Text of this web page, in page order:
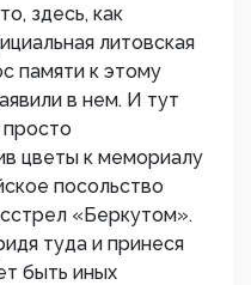
здесь, как
литовская
памяти к этому
в нем. И тут
цветы к мемориалу
посольство
«Беркутом».
туда и принеся
быть иных